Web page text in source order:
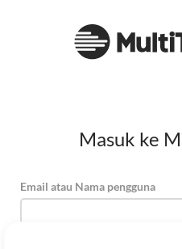
Masuk ke
Email atau Nama pengguna